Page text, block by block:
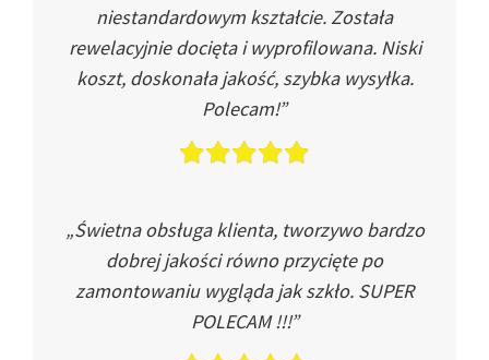
niestandardowym kształcie. Została
rewelacyjnie docięta i wyprofilowana. Niski
koszt, doskonała jakość, szybka wysyłka.
Polecam!”
„Świetna obsługa klienta, tworzywo bardzo
dobrej jakości równo przycięte po
zamontowaniu wygląda jak szkło. SUPER
POLECAM !!!”